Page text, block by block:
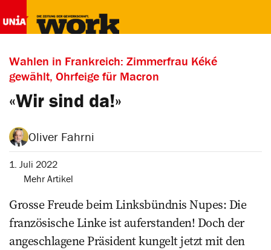
Wahlen in Frankreich: Zimmerfrau Kéké
gewählt, Ohrfeige für Macron
«Wir sind da!»
Oliver Fahrni
1. Juli 2022
Mehr Artikel
Grosse Freude beim Linksbündnis Nupes: Die
französische Linke ist auferstanden! Doch der
angeschlagene Präsident kungelt jetzt mit den